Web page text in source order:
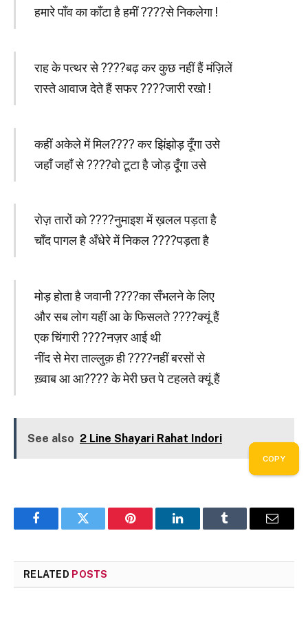
हमारे पाँव का काँटा है हमीं ????से निकलेगा !
COPY
राह के पत्थर से ????बढ़ कर कुछ नहीं हैं मंज़िलें
रास्ते आवाज देते हैं सफर ????जारी रखो !
COPY
कहीं अकेले में मिल???? कर झिंझोड़ दूँगा उसे
जहाँ जहाँ से ????वो टूटा है जोड़ दूँगा उसे
COPY
रोज़ तारों को ????नुमाइश में ख़लल पड़ता है
चाँद पागल है अँधेरे में निकल ????पड़ता है
COPY
मोड़ होता है जवानी ????का सँभलने के लिए
और सब लोग यहीं आ के फिसलते ????क्यूं हैं
एक चिंगारी ????नज़र आई थी
नींद से मेरा ताल्लुक़ ही ????नहीं बरसों से
ख़्वाब आ आ???? के मेरी छत पे टहलते क्यूं हैं
COPY
See also 2 Line Shayari Rahat Indori
FacebookTwitter Pinterest LinkedInTumblr Email
RELATED POSTS